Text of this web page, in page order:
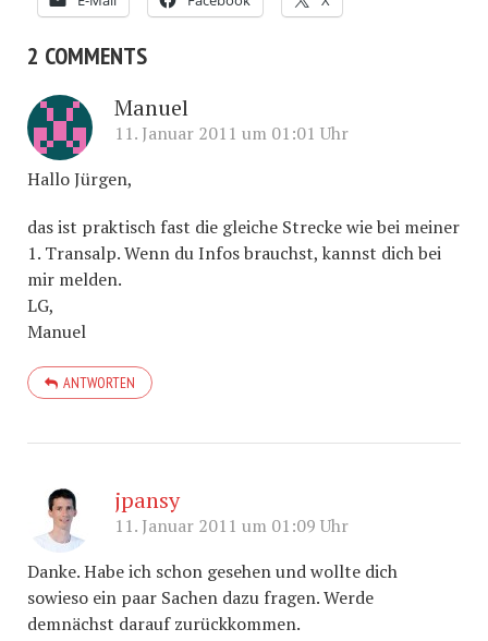
2 COMMENTS
Manuel
11. Januar 2011 um 01:01 Uhr
Hallo Jürgen,
das ist praktisch fast die gleiche Strecke wie bei meiner
1. Transalp. Wenn du Infos brauchst, kannst dich bei
mir melden.
LG,
Manuel
ANTWORTEN
jpansy
11. Januar 2011 um 01:09 Uhr
Danke. Habe ich schon gesehen und wollte dich
sowieso ein paar Sachen dazu fragen. Werde
demnächst darauf zurückkommen.